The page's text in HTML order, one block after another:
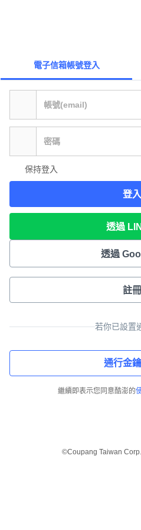
電子信箱帳號登入
保持登入
登入
透過
透過
註冊
若你已設置
通行金
繼續即表示您同意酷澎的
©Coupang Taiwan